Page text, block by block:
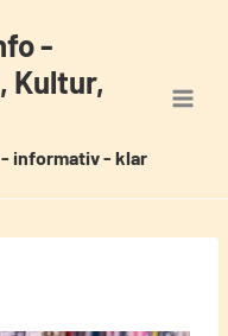
-
Kultur,
informativ - klar